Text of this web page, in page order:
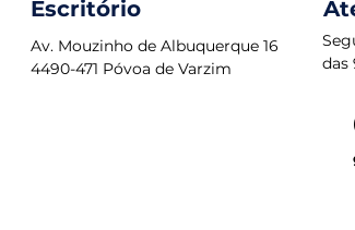
Escritório
Av. Mouzinho de Albuquerque 16
4490-471 Póvoa de Varzim
das